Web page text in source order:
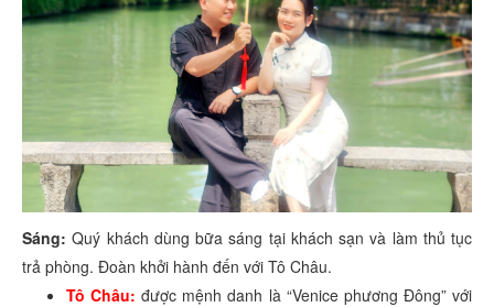
Sáng: Quý khách dùng bữa sáng tại khách sạn và làm thủ tục
trả phòng. Đoàn khởi hành đến với Tô Châu.
Tô Châu: được mệnh danh là “Venice phương Đông” với